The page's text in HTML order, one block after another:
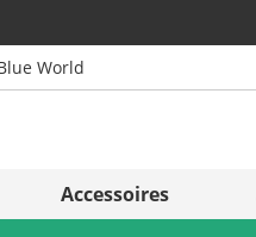
(Italiano)
World
Accessoires